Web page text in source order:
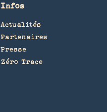
Infos
Actualités
Partenaires
Presse
Zéro Trace